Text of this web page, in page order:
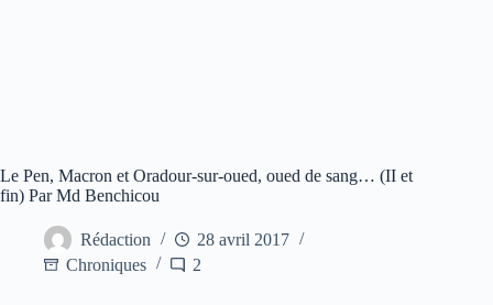
Le Pen, Macron et Oradour-sur-oued, oued de sang… (II et
fin) Par Md Benchicou
Rédaction
28 avril 2017
Chroniques
2